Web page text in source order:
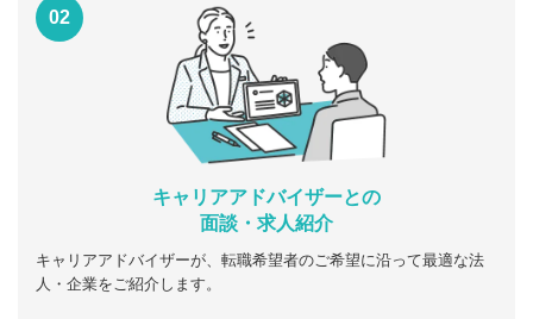
02
キャリアアドバイザーとの
面談・求人紹介
キャリアアドバイザーが、転職希望者のご希望に沿って最適な法
人・企業をご紹介します。